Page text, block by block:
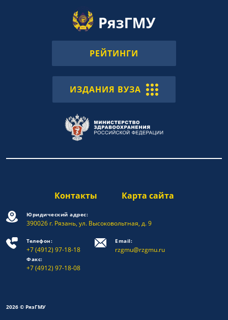
РЕЙТИНГИ
ИЗДАНИЯ ВУЗА
Контакты Карта сайта
Юридический адрес:
390026 г. Рязань, ул. Высоковольтная, д. 9
Телефон:
+7 (4912) 97-18-18
Факс:
+7 (4912) 97-18-08
Email:
rzgmu@rzgmu.ru
2026 © РязГМУ